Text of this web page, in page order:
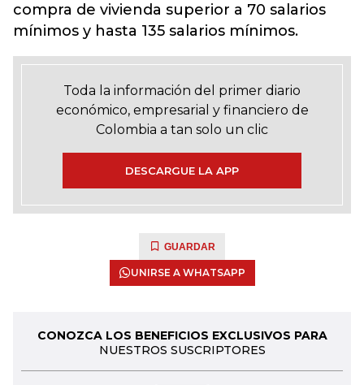
compra de vivienda superior a 70 salarios
mínimos y hasta 135 salarios mínimos.
Toda la información del primer diario
económico, empresarial y financiero de
Colombia a tan solo un clic
DESCARGUE LA APP
GUARDAR
UNIRSE A WHATSAPP
CONOZCA LOS BENEFICIOS EXCLUSIVOS PARA
NUESTROS SUSCRIPTORES